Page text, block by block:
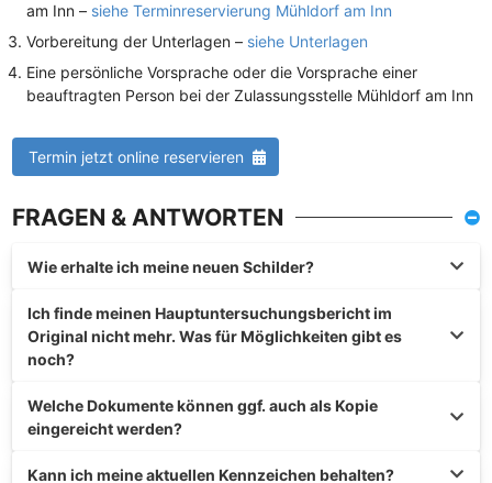
am Inn – siehe Terminreservierung Mühldorf am Inn
Vorbereitung der Unterlagen – siehe Unterlagen
Eine persönliche Vorsprache oder die Vorsprache einer
beauftragten Person bei der Zulassungsstelle Mühldorf am Inn
Termin jetzt online reservieren
FRAGEN & ANTWORTEN
Wie erhalte ich meine neuen Schilder?
Ich finde meinen Hauptuntersuchungsbericht im
Original nicht mehr. Was für Möglichkeiten gibt es
noch?
Welche Dokumente können ggf. auch als Kopie
eingereicht werden?
Kann ich meine aktuellen Kennzeichen behalten?